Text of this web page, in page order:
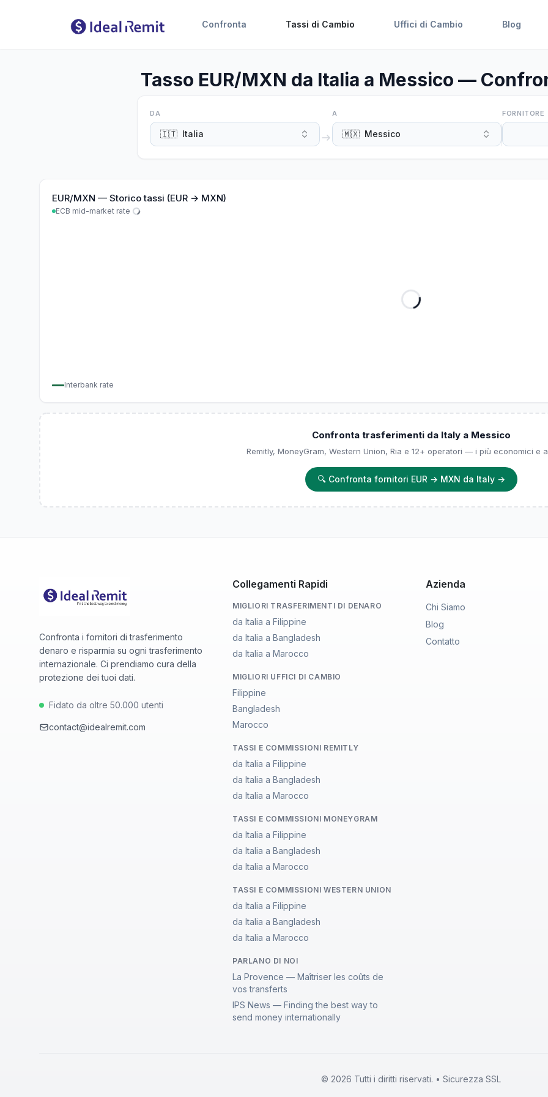
Confronta Tassi di Cambio Uffici di Cambio Blog
Tasso EUR/MXN da Italia a Messico —
DA
🇮🇹 Italia
A
🇲🇽 Messico
FORNITORE
EUR/MXN — Storico tassi (EUR → MXN)
ECB mid-market rate
Interbank rate
Confronta trasferimenti da Italy a Messico
Remitly, MoneyGram, Western Union, Ria e 12+ operatori — i più economici e
🔍 Confronta fornitori EUR → MXN da Italy→
Confronta i fornitori di trasferimento
denaro e risparmia su ogni trasferimento
internazionale. Ci prendiamo cura della
protezione dei tuoi dati.
Fidato da oltre 50.000 utenti
contact@idealremit.com
Collegamenti Rapidi
MIGLIORI TRASFERIMENTI DI DENARO
da Italia a Filippine
da Italia a Bangladesh
da Italia a Marocco
MIGLIORI UFFICI DI CAMBIO
Filippine
Bangladesh
Marocco
TASSI E COMMISSIONI REMITLY
da Italia a Filippine
da Italia a Bangladesh
da Italia a Marocco
TASSI E COMMISSIONI MONEYGRAM
da Italia a Filippine
da Italia a Bangladesh
da Italia a Marocco
TASSI E COMMISSIONI WESTERN UNION
da Italia a Filippine
da Italia a Bangladesh
da Italia a Marocco
PARLANO DI NOI
La Provence — Maîtriser les coûts de
vos transferts
IPS News — Finding the best way to
send money internationally
Azienda
Chi Siamo
Blog
Contatto
© 2026 Tutti i diritti riservati. • Sicurezza SSL